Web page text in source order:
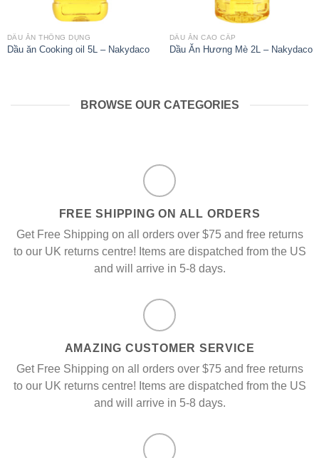
DẦU ĂN THÔNG DỤNG
Dầu ăn Cooking oil 5L – Nakydaco
DẦU ĂN CAO CẤP
Dầu Ăn Hương Mè 2L – Nakydaco
BROWSE OUR CATEGORIES
FREE SHIPPING ON ALL ORDERS
Get Free Shipping on all orders over $75 and free returns
to our UK returns centre! Items are dispatched from the US
and will arrive in 5-8 days.
AMAZING CUSTOMER SERVICE
Get Free Shipping on all orders over $75 and free returns
to our UK returns centre! Items are dispatched from the US
and will arrive in 5-8 days.